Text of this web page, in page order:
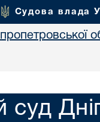
Судова влада
суд